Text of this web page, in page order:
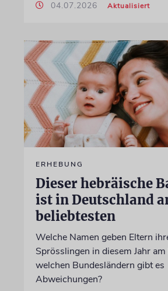
04.07.2026 Aktualisiert
ERHEBUNG
Dieser hebräische
ist in Deutschland
beliebtesten
Welche Namen geben Eltern
Sprösslingen in diesem Jahr am
welchen Bundesländern gibt es
Abweichungen?